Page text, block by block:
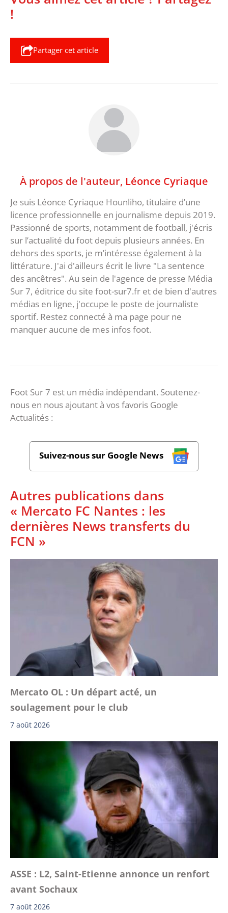
!
Partager cet article
À propos de l'auteur, Léonce Cyriaque
Je suis Léonce Cyriaque Hounliho, titulaire d’une
licence professionnelle en journalisme depuis 2019.
Passionné de sports, notamment de football, j'écris
sur l’actualité du foot depuis plusieurs années. En
dehors des sports, je m’intéresse également à la
littérature. J'ai d'ailleurs écrit le livre "La sentence
des ancêtres". Au sein de l'agence de presse Média
Sur 7, éditrice du site foot-sur7.fr et de bien d'autres
médias en ligne, j'occupe le poste de journaliste
sportif. Restez connecté à ma page pour ne
manquer aucune de mes infos foot.
Foot Sur 7 est un média indépendant. Soutenez-
nous en nous ajoutant à vos favoris Google
Actualités :
Suivez-nous sur Google News
Autres publications dans
« Mercato FC Nantes : les
dernières News transferts du
FCN »
Mercato OL : Un départ acté, un
soulagement pour le club
7 août 2026
ASSE : L2, Saint-Etienne annonce un renfort
avant Sochaux
7 août 2026